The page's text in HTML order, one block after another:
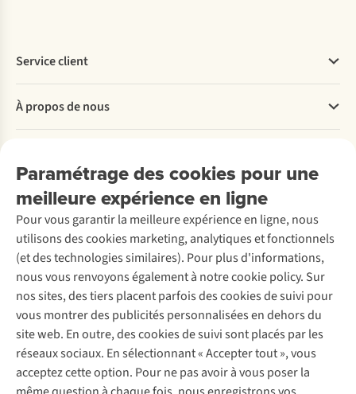
Paramétrage des cookies pour une
meilleure expérience en ligne
Pour vous garantir la meilleure expérience en ligne, nous
utilisons des cookies marketing, analytiques et fonctionnels
(et des technologies similaires). Pour plus d'informations,
nous vous renvoyons également à notre cookie policy. Sur
nos sites, des tiers placent parfois des cookies de suivi pour
vous montrer des publicités personnalisées en dehors du
site web. En outre, des cookies de suivi sont placés par les
réseaux sociaux. En sélectionnant « Accepter tout », vous
acceptez cette option. Pour ne pas avoir à vous poser la
Service client
Commander
Payer
Retourner
Rétractation d'une commande
Entretien & réparations
Garantie
Contactez-nous
À propos de nous
Entreprise responsable
À propos d’Ayacucho
Nos magasins
À propos d’A.S.Adventure
Déclaration d'accessibilité
Location / Location sports d’hiver
Seconde-main
Entretien de ski
Service de lavage
Entretien de chaussures
Réparation de chaussures
Réparation de vêtements
Retouches
Pour les entreprises
Découvrez
A.S.Magazine
Explore Camp
Expertise & conseils
Abonnez-vous à la newsletter
Suivez-nous